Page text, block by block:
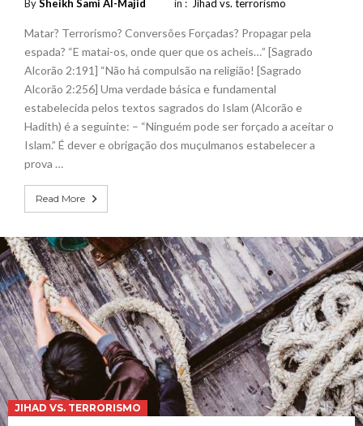
BySheikh Sami Al-Majid in : Jihad vs. terrorismo
Matar? Terrorismo? Conversões Forçadas? Propagar pela
espada? “E matai-os, onde quer que os acheis…” [Sagrado
Alcorão 2:191] “Não há compulsão na religião! [Sagrado
Alcorão 2:256] Uma verdade básica e fundamental
estabelecida pelos textos sagrados do Islam (Alcorão e
Hadith) é a seguinte: – “Ninguém pode ser forçado a aceitar o
Islam.” É dever e obrigação dos muçulmanos estabelecer a
prova …
Read More
JIHAD VS. TERRORISMO